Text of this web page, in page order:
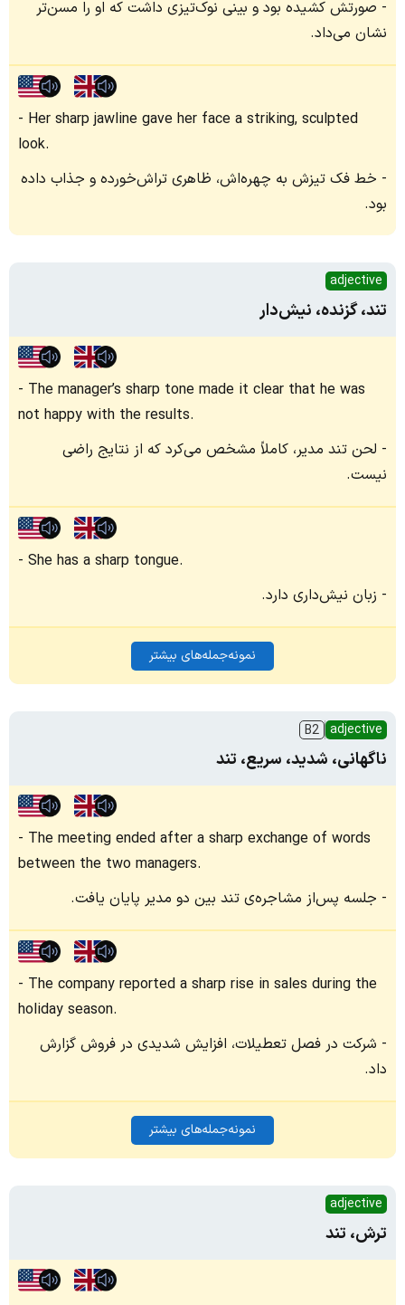
صورتش کشیده بود و بینی نوک‌تیزی داشت که او را مسن‌تر
نشان می‌داد.
Her sharp jawline gave her face a striking, sculpted
look.
خط فک تیزش به چهره‌اش، ظاهری تراش‌خورده و جذاب داده
بود.
adjective
تند، گزنده، نیش‌دار
The manager’s sharp tone made it clear that he was
not happy with the results.
لحن تند مدیر، کاملاً مشخص می‌کرد که از نتایج راضی
نیست.
She has a sharp tongue.
زبان نیش‌داری دارد.
نمونه‌جمله‌های بیشتر
adjective
B2
ناگهانی، شدید، سریع، تند
The meeting ended after a sharp exchange of words
between the two managers.
جلسه پس‌از مشاجره‌ی تند بین دو مدیر پایان یافت.
The company reported a sharp rise in sales during the
holiday season.
شرکت در فصل تعطیلات، افزایش شدیدی در فروش گزارش
داد.
نمونه‌جمله‌های بیشتر
adjective
ترش، تند